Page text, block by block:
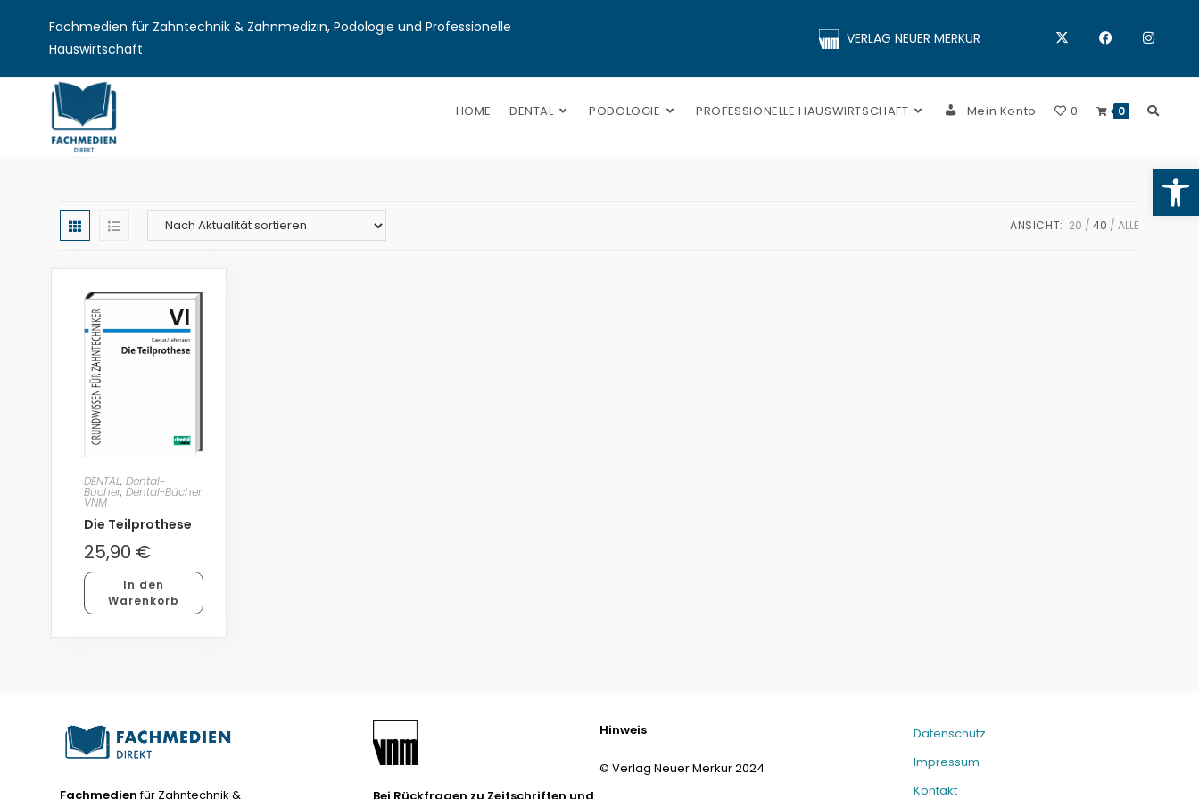
Fachmedien für Zahntechnik & Zahnmedizin, Podologie und Professionelle
Hauswirtschaft
VERLAG NEUER MERKUR
HOME DENTAL PODOLOGIE PROFESSIONELLE HAUSWIRTSCHAFT Mein Konto 0 0
ANSICHT: 20 40 ALLE
DENTAL,Dental-
Bücher,Dental-Bücher
VNM
Die Teilprothese
25,90 €
In den
Warenkorb
Fachmedienfür Zahntechnik &
Hinweis
© Verlag Neuer Merkur 2024
Datenschutz
Impressum
Kontakt